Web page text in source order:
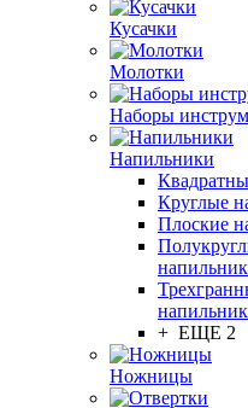
Кусачки
Молотки
Наборы
Напильники
Круглые
Плоские
+ ЕЩЕ 2
Ножницы